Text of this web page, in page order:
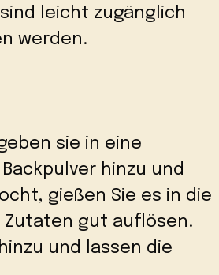
leicht zugänglich
werden.
sie in eine
hinzu und
gießen Sie es in die
Zutaten gut auflösen.
und lassen die